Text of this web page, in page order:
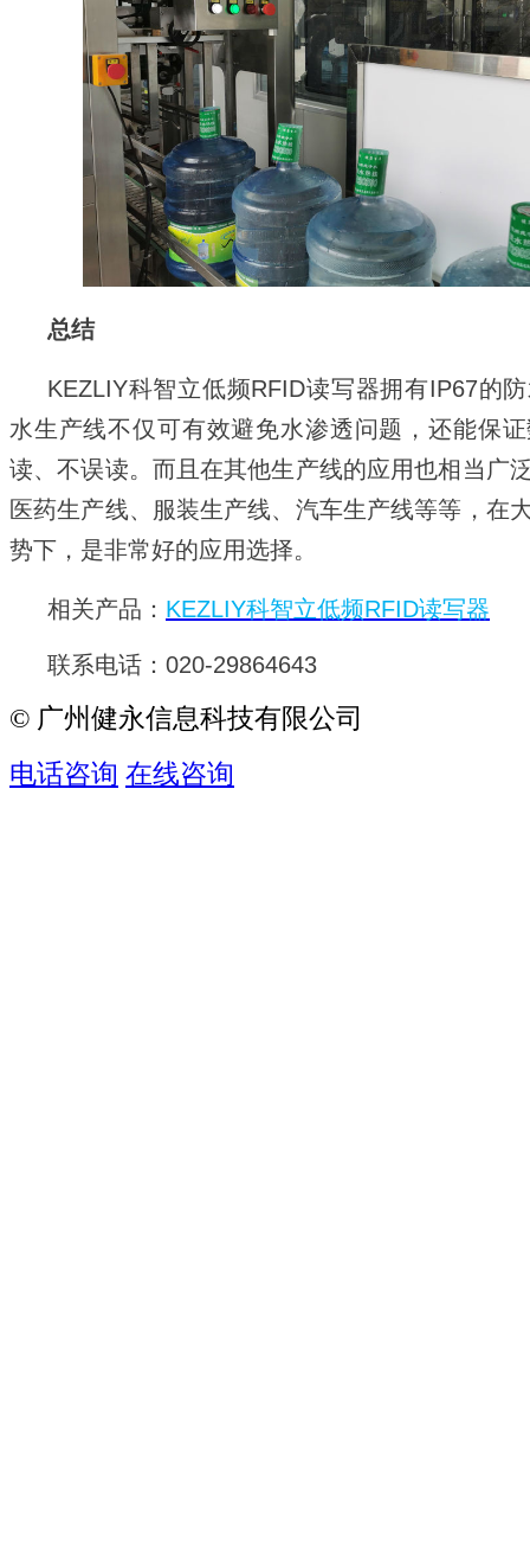
总结
KEZLIY科智立低频RFID读写器拥有IP67的
水生产线不仅可有效避免水渗透问题，还能保
读、不误读。而且在其他生产线的应用也相当广
医药生产线、服装生产线、汽车生产线等等，在
势下，是非常好的应用选择。
相关产品： KEZLIY科智立低频RFID读写器
联系电话：020-29864643
© 广州健永信息科技有限公司
电话咨询 在线咨询